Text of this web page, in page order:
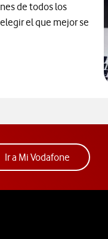
de todos los
el que mejor se
elegir un modelo de
Ir a Mi VodafoneAcceder